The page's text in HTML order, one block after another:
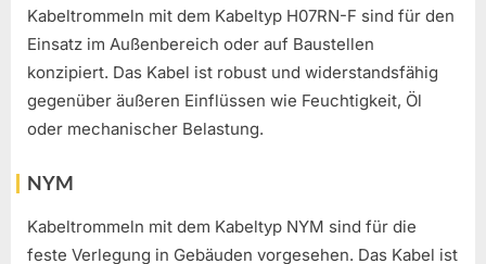
Kabeltrommeln mit dem Kabeltyp H07RN-F sind für den
Einsatz im Außenbereich oder auf Baustellen
konzipiert. Das Kabel ist robust und widerstandsfähig
gegenüber äußeren Einflüssen wie Feuchtigkeit, Öl
oder mechanischer Belastung.
NYM
Kabeltrommeln mit dem Kabeltyp NYM sind für die
feste Verlegung in Gebäuden vorgesehen. Das Kabel ist